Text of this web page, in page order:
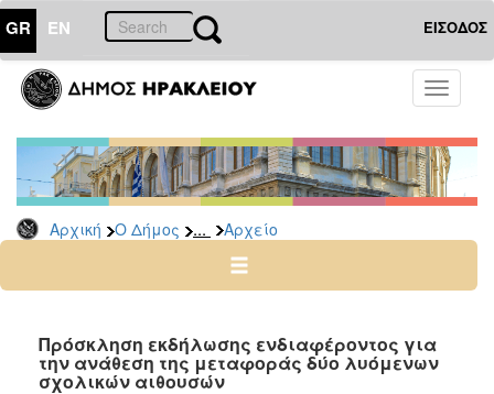
GR EN ΕΙΣΟΔΟΣ
Toggle
Αρχική Ο Δήμος ... Αρχείο
ΔΗΜΟΣ
Διακηρύξεις
-
Δημοπρασίες
Αρχείο
2025
2023
2022
Πρόσκληση εκδήλωσης ενδιαφέροντος για
την ανάθεση της μεταφοράς δύο λυόμενων
σχολικών αιθουσών